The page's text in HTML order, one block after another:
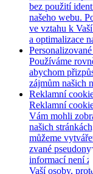
bez použití
našeho webu.
ve vztahu k
a optimalizace
Používáme
abychom
zájmům našich
Reklamní
Reklamní
Vám mohli
našich
můžeme
zvané
informací není
Vaší osoby,
Potřebujete
Che